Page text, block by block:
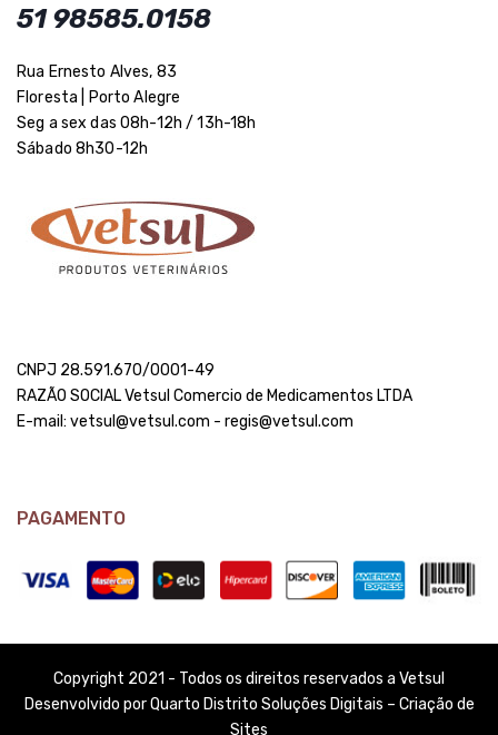
51 98585.0158
Rua Ernesto Alves, 83
Floresta | Porto Alegre
Seg a sex das 08h-12h / 13h-18h
Sábado 8h30-12h
CNPJ 28.591.670/0001-49
RAZÃO SOCIAL Vetsul Comercio de Medicamentos LTDA
E-mail: vetsul@vetsul.com - regis@vetsul.com
PAGAMENTO
Copyright 2021 - Todos os direitos reservados a Vetsul
Desenvolvido por Quarto Distrito Soluções Digitais – Criação de
Sites